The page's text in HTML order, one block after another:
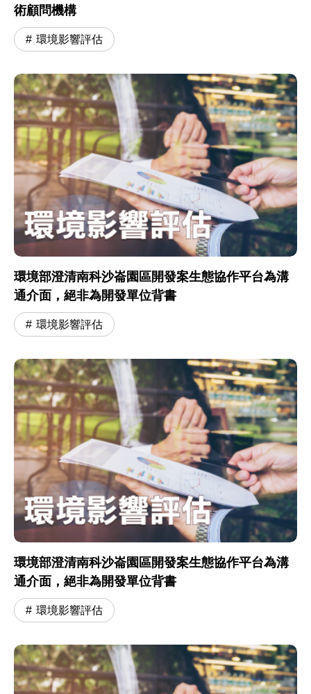
術顧問機構
環境影響評估
環境部澄清南科沙崙園區開發案生態協作平台為溝
通介面，絕非為開發單位背書
環境影響評估
環境部澄清南科沙崙園區開發案生態協作平台為溝
通介面，絕非為開發單位背書
環境影響評估